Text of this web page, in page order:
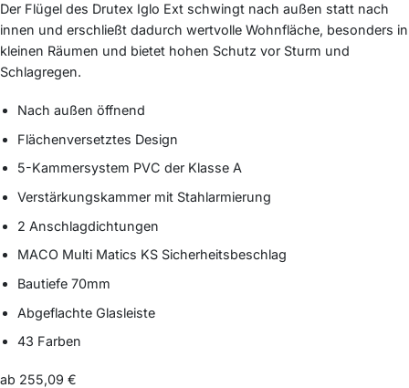
Der Flügel des Drutex Iglo Ext schwingt nach außen statt nach
innen und erschließt dadurch wertvolle Wohnfläche, besonders in
kleinen Räumen und bietet hohen Schutz vor Sturm und
Schlagregen.
Nach außen öffnend
Flächenversetztes Design
5-Kammersystem PVC der Klasse A
Verstärkungskammer mit Stahlarmierung
2 Anschlagdichtungen
MACO Multi Matics KS Sicherheitsbeschlag
Bautiefe 70mm
Abgeflachte Glasleiste
43 Farben
ab 255,09 €